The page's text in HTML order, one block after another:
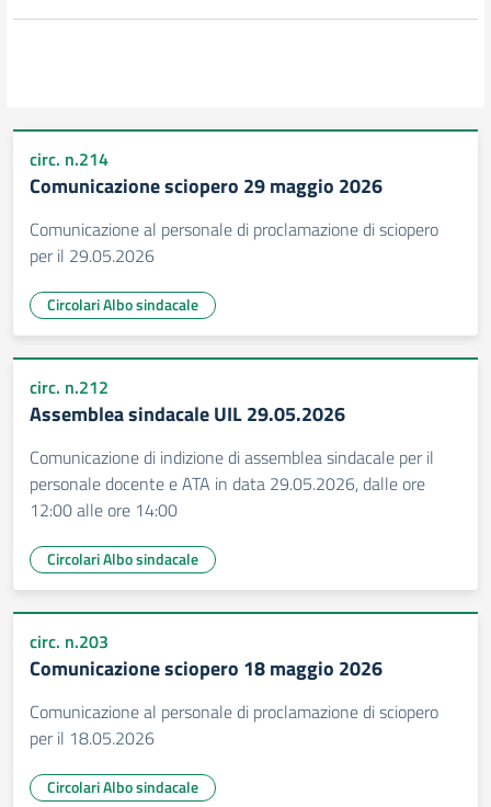
circ. n.214
Comunicazione sciopero 29 maggio 2026
Comunicazione al personale di proclamazione di sciopero
per il 29.05.2026
Circolari Albo sindacale
circ. n.212
Assemblea sindacale UIL 29.05.2026
Comunicazione di indizione di assemblea sindacale per il
personale docente e ATA in data 29.05.2026, dalle ore
12:00 alle ore 14:00
Circolari Albo sindacale
circ. n.203
Comunicazione sciopero 18 maggio 2026
Comunicazione al personale di proclamazione di sciopero
per il 18.05.2026
Circolari Albo sindacale